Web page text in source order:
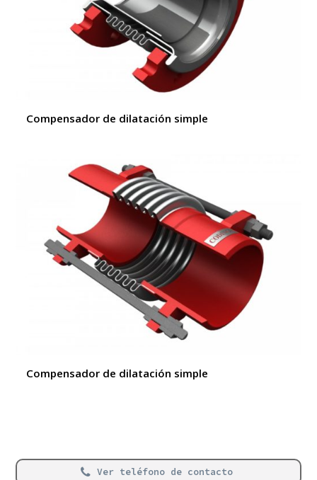
Compensador de dilatación simple
Compensador de dilatación simple
Ver teléfono de contacto